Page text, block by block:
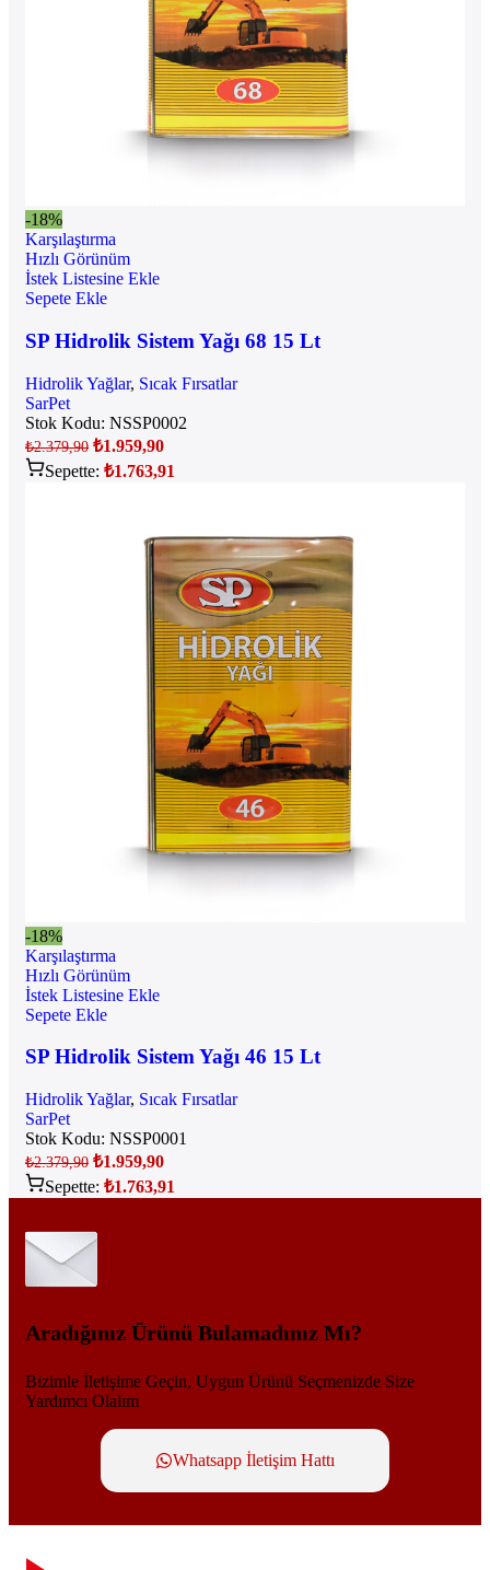
-18%
Karşılaştırma
Hızlı Görünüm
İstek Listesine Ekle
Sepete Ekle
SP Hidrolik Sistem Yağı 68 15 Lt
Hidrolik Yağlar, Sıcak Fırsatlar
SarPet
Stok Kodu: NSSP0002
₺2.379,90 ₺1.959,90
Sepette: ₺1.763,91
-18%
Karşılaştırma
Hızlı Görünüm
İstek Listesine Ekle
Sepete Ekle
SP Hidrolik Sistem Yağı 46 15 Lt
Hidrolik Yağlar, Sıcak Fırsatlar
SarPet
Stok Kodu: NSSP0001
₺2.379,90 ₺1.959,90
Sepette: ₺1.763,91
Aradığınız Ürünü Bulamadınız Mı?
Bizimle İletişime Geçin, Uygun Ürünü Seçmenizde Size
Yardımcı Olalım
Whatsapp İletişim Hattı